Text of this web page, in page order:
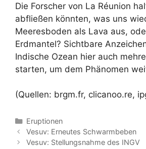
Die Forscher von La Réunion
abfließen könnten, was uns
Meeresboden als Lava aus,
Erdmantel? Sichtbare
Indische Ozean hier auch
starten, um dem Phänomen
(Quellen: brgm.fr, clicanoo.re,
Kategorien
Eruptionen
Vesuv: Erneutes Schwarmbeben
Vesuv: Stellungsnahme des INGV